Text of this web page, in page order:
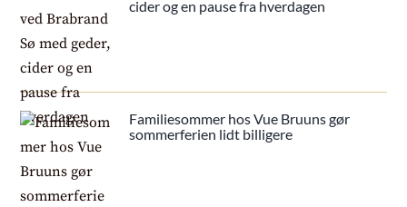
cider og en pause fra hverdagen
Familiesommer hos Vue Bruuns gør
sommerferien lidt billigere